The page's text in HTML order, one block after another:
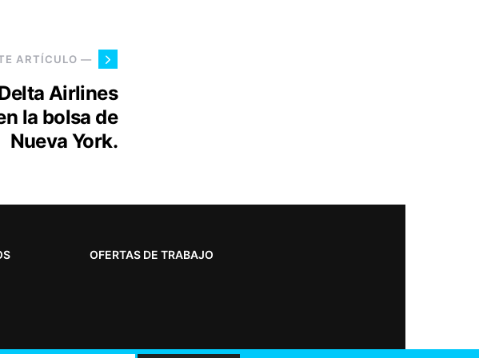
ARTÍCULO —
Airlines
la bolsa de
Nueva York.
OFERTAS DE TRABAJO